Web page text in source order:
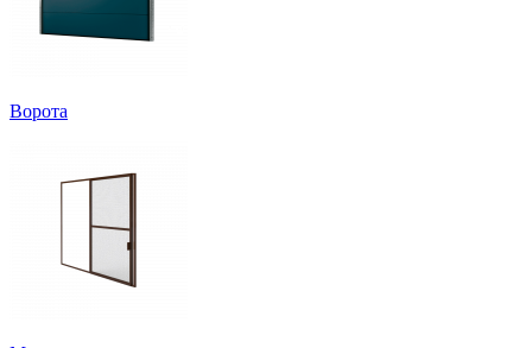
Ворота